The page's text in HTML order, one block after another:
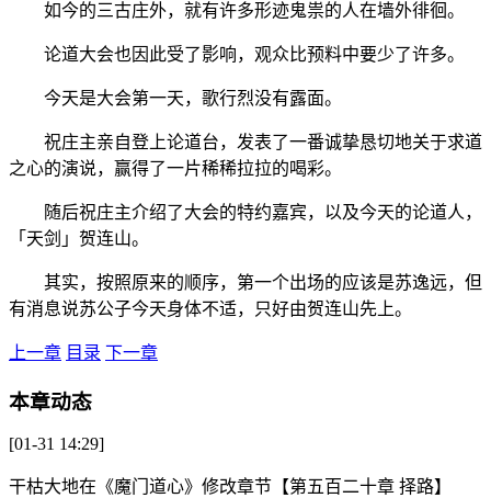
如今的三古庄外，就有许多形迹鬼祟的人在墙外徘徊。
论道大会也因此受了影响，观众比预料中要少了许多。
今天是大会第一天，歌行烈没有露面。
祝庄主亲自登上论道台，发表了一番诚挚恳切地关于求道
之心的演说，赢得了一片稀稀拉拉的喝彩。
随后祝庄主介绍了大会的特约嘉宾，以及今天的论道人，
「天剑」贺连山。
其实，按照原来的顺序，第一个出场的应该是苏逸远，但
有消息说苏公子今天身体不适，只好由贺连山先上。
上一章 目录 下一章
本章动态
[01-31 14:29]
干枯大地在 《魔门道心》 修改章节 【第五百二十章 择路】